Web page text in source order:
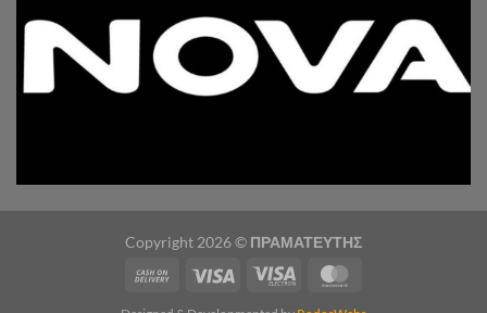
Copyright 2026 © ΠΡΑΜΑΤΕΥΤΗΣ